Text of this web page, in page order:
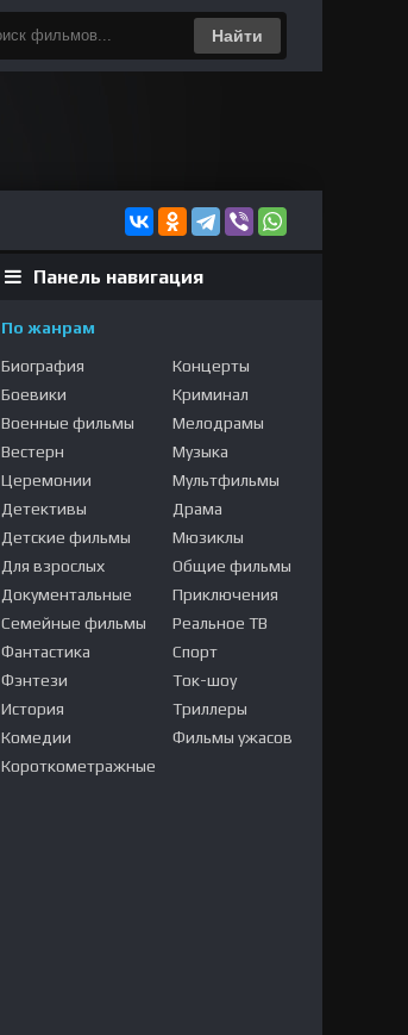
Найти
Панель навигация
По жанрам
Биография
Боевики
Военные фильмы
Вестерн
Церемонии
Детективы
Детские фильмы
Для взрослых
Документальные
Семейные фильмы
Фантастика
Фэнтези
История
Комедии
Короткометражные
Концерты
Криминал
Мелодрамы
Музыка
Мультфильмы
Драма
Мюзиклы
Общие фильмы
Приключения
Реальное ТВ
Спорт
Ток-шоу
Триллеры
Фильмы ужасов